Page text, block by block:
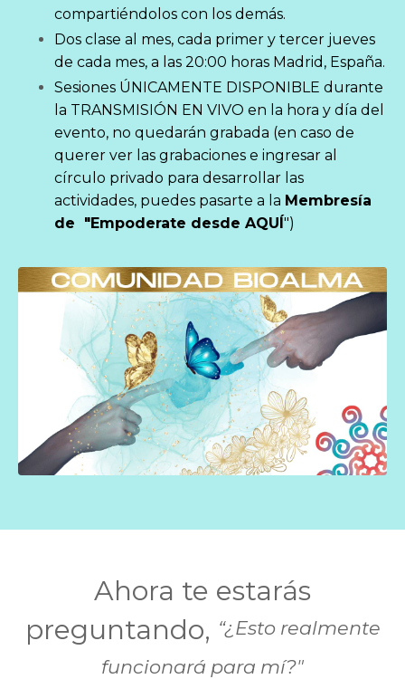
compartiéndolos con los demás.
Dos clase al mes, cada primer y tercer jueves
de cada mes, a las 20:00 horas Madrid, España.
Sesiones ÚNICAMENTE DISPONIBLE durante
la TRANSMISIÓN EN VIVO en la hora y día del
evento, no quedarán grabada (en caso de
querer ver las grabaciones e ingresar al
círculo privado para desarrollar las
actividades, puedes pasarte a la Membresía
de "Empoderate desde AQUÍ ")
Ahora te estarás
preguntando, “¿Esto realmente
funcionará para mí?"